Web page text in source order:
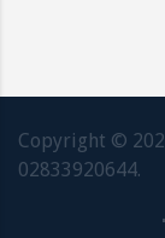
Copyright ©
02833920644.